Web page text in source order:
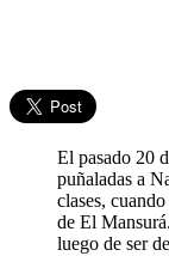
El pasado 20
puñaladas a
clases,
de El
luego de ser